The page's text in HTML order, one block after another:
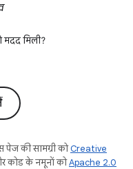
मिली?
की सामग्री कोCreative
कोड के नमूनों कोApache 2.0